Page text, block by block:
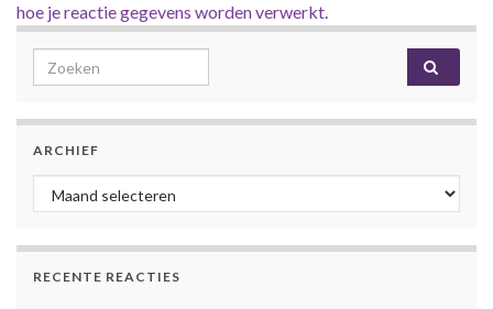
hoe je reactie gegevens worden verwerkt.
Search for:
ARCHIEF
Archief
RECENTE REACTIES